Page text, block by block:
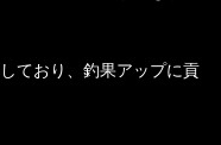
ており、釣果アップに貢